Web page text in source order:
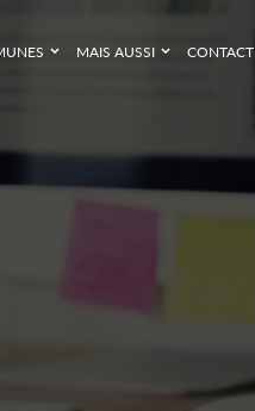
MAIS AUSSI CONTACT